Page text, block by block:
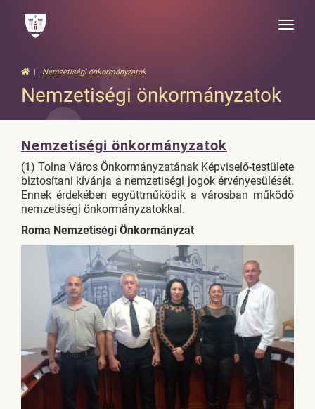
Toggle
Nemzetiségi önkormányzatok
Nemzetiségi önkormányzatok
Nemzetiségi önkormányzatok
(1) Tolna Város Önkormányzatának Képviselő-testülete
biztosítani kívánja a nemzetiségi jogok érvényesülését.
Ennek érdekében együttműködik a városban működő
nemzetiségi önkormányzatokkal.
Roma Nemzetiségi Önkormányzat